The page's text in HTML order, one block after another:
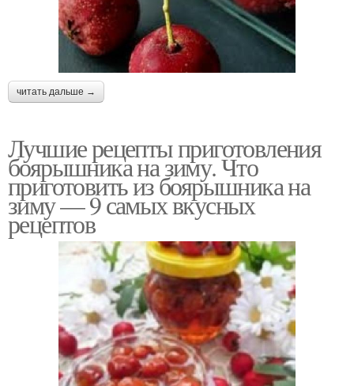
читать дальше →
Лучшие рецепты приготовления
боярышника на зиму. Что
приготовить из боярышника на
зиму — 9 самых вкусных
рецептов